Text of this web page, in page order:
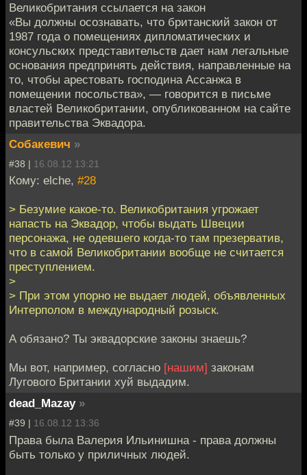
Великобритания ссылается на закон
«Вы должны осознавать, что британский закон от
1987 года о помещениях дипломатических и
консульских представительств дает нам легальные
основания предпринять действия, направленные на
то, чтобы арестовать господина Ассанжа в
помещении посольства», — говорится в письме
властей Великобритании, опубликованном на сайте
правительства Эквадора.
Собакевич »
#38 | 16.08.12 13:21
Кому: elche, #28
> Безумие какое-то. Великобритания угрожает
напасть на Эквадор, чтобы выдать Швеции
персонажа, не одевшего когда-то там презерватив,
что в самой Великобритании вообще не считается
преступлением.
>
> При этом упорно не выдает людей, объявленных
Интерполом в международный розыск.
А обязано? Ты эквадорские законы знаешь?
Мы вот, например, согласно [нашим] законам
Лугового Британии хуй выдадим.
dead_Mazay »
#39 | 16.08.12 13:36
Права была Валерия Ильинишна - права должны
быть только у приличных людей.